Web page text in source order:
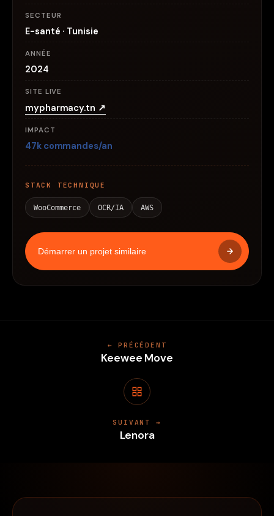
SECTEUR
E-santé · Tunisie
ANNÉE
2024
SITE LIVE
mypharmacy.tn ↗
IMPACT
47k commandes/an
STACK TECHNIQUE
WooCommerce OCR/IA AWS
Démarrer un projet similaire
← PRÉCÉDENT
Keewee Move
SUIVANT →
Lenora